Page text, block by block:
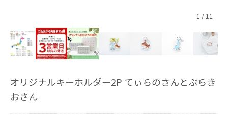
1 / 11
オリジナルキーホルダー2P てぃらのさんとぶらき
おさん